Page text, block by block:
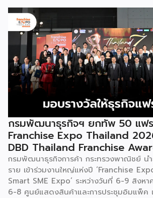
มีภารกิจหลัก คือการให้ทุนวิจัย ดูแลเรื่องกา
ถึงการให้รางวัล และสนับสนุนนักวิจัย ตั้งแต่
นักวิจัยอาวุโส แน่นอนว่านี่เป็นหน่วยงานผู้อ
ไทยตั้งแต่ต้นน้ำยันปลายน้ำ กิจกรรมที่นำ
ครั้งนี้เป็นส่วนหนึ่งของทุนที่ วช. สนับสนุนภา
Innovative House ซึ่งมีเป้าหมายชัดเจน คื
สนับสนุนให้ผู้ประกอบการนำนวัตกรรมที่ต่อย
ไปพัฒนาต่อจนสามารถขายได้จริงในเชิงพา
วิจัยที่อยู่ในห้องแล็บ โดยสินค้าที่นำมาโชว์ใ
ที่ “พร้อมขาย” แล้วจริงๆ บางแบรนด์ขายอ
ขายเฉพาะหน้าร้าน นอกจากนี้ ยังมีการสา
แปรรูปเป็นเมนูอาหาร-เครื่องดื่มให้ผู้ร่วมงาน
โดยนำ ‘น้ำผึ้ง’ ที่ไม่ได้นำมาวางขายแบบเดิ
เครื่องดื่มสเลอปี้ให้ผู้ร่วมงานได้ชิมสดๆ หน้า
สร้างประสบการณ์ให้คนในงานได้ทดลองสัม
ใครสนใจก็สามารถซื้อ หัวเชื้อ กลับไปทำเครื่อ
เช่นกัน […]
กรมพัฒนาธุรกิจฯ ยกทัพ 50 แฟร
Franchise Expo Thailand
DBD Thailand Franchise
กรมพัฒนาธุรกิจการค้า กระทรวงพาณิชย์ น
ราย เข้าร่วมงานใหญ่แห่งปี ‘Franchise
Smart SME Expo’ ระหว่างวันที่ 6-9 สิง
6-8 ศูนย์แสดงสินค้าและการประชุมอิมแพ็ค